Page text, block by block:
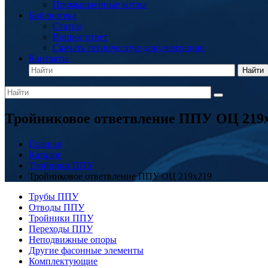
Промышленные котлы
Библиотека
Статьи
Вопрос ответ
Скачать техническую документацию
Контакты
Найти
Тройниковое ответвление ППУ ОЦ
Главная
Каталог
Тройники ППУ
Тройниковое ответвление ППУ ОЦ 219x219
Трубы ППУ
Отводы ППУ
Тройники ППУ
Переходы ППУ
Неподвижные опоры
Другие фасонные элементы
Комплектующие